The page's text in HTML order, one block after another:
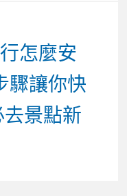
怎麼安
驟讓你快
景點新